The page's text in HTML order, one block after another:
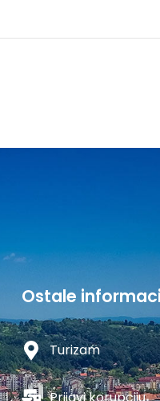
Ostale
Turizam